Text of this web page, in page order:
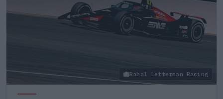
Rahal Letterman Racing